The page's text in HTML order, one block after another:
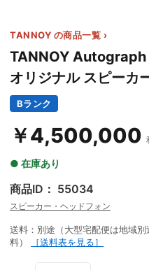
TANNOY の商品一覧 ›
TANNOY
オリジナル スピーカ
Bランク
￥4,500,000
● 在庫あり
商品ID： 55034
スピーカー・ヘッドフォン
送料：別途（大型宅配便は地域
料）
［送料表を見る］